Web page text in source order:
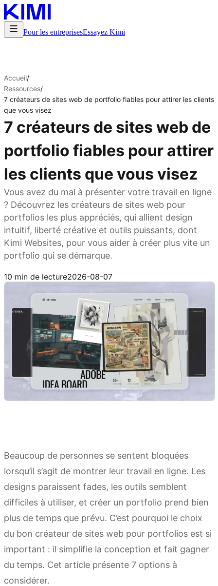
Pour les entreprisesEssayez Kimi
Accueil/
Ressources/
7 créateurs de sites web de portfolio fiables pour attirer les clients
que vous visez
7 créateurs de sites web de
portfolio fiables pour attirer
les clients que vous visez
Vous avez du mal à présenter votre travail en ligne
? Découvrez les créateurs de sites web pour
portfolios les plus appréciés, qui allient design
intuitif, liberté créative et outils puissants, dont
Kimi Websites, pour vous aider à créer plus vite un
portfolio qui se démarque.
10 min de lecture2026-08-07
Beaucoup de personnes se sentent bloquées
lorsqu’il s’agit de montrer leur travail en ligne. Les
designs paraissent fades, les outils semblent
difficiles à utiliser, et créer un portfolio prend bien
plus de temps que prévu. C’est pourquoi le choix
du bon créateur de sites web pour portfolios est si
important : il simplifie la conception et fait gagner
du temps. Cet article présente 7 options à
considérer.